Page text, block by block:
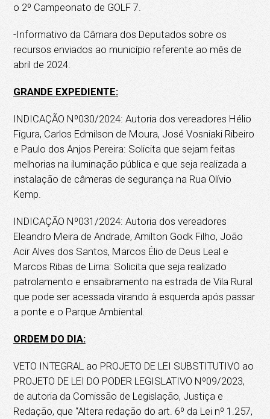
o 2º Campeonato de GOLF 7.
-Informativo da Câmara dos Deputados sobre os
recursos enviados ao município referente ao mês de
abril de 2024.
GRANDE EXPEDIENTE:
INDICAÇÃO Nº030/2024: Autoria dos vereadores Hélio
Figura, Carlos Edmilson de Moura, José Vosniaki Ribeiro
e Paulo dos Anjos Pereira: Solicita que sejam feitas
melhorias na iluminação pública e que seja realizada a
instalação de câmeras de segurança na Rua Olívio
Kemp.
INDICAÇÃO Nº031/2024: Autoria dos vereadores
Eleandro Meira de Andrade, Amilton Godk Filho, João
Acir Alves dos Santos, Marcos Élio de Deus Leal e
Marcos Ribas de Lima: Solicita que seja realizado
patrolamento e ensaibramento na estrada de Vila Rural
que pode ser acessada virando à esquerda após passar
a ponte e o Parque Ambiental.
ORDEM DO DIA:
VETO INTEGRAL ao PROJETO DE LEI SUBSTITUTIVO ao
PROJETO DE LEI DO PODER LEGISLATIVO Nº09/2023,
de autoria da Comissão de Legislação, Justiça e
Redação, que “Altera redação do art. 6º da Lei nº 1.257,